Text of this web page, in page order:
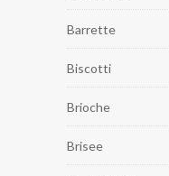
Barrette
Biscotti
Brioche
Brisee